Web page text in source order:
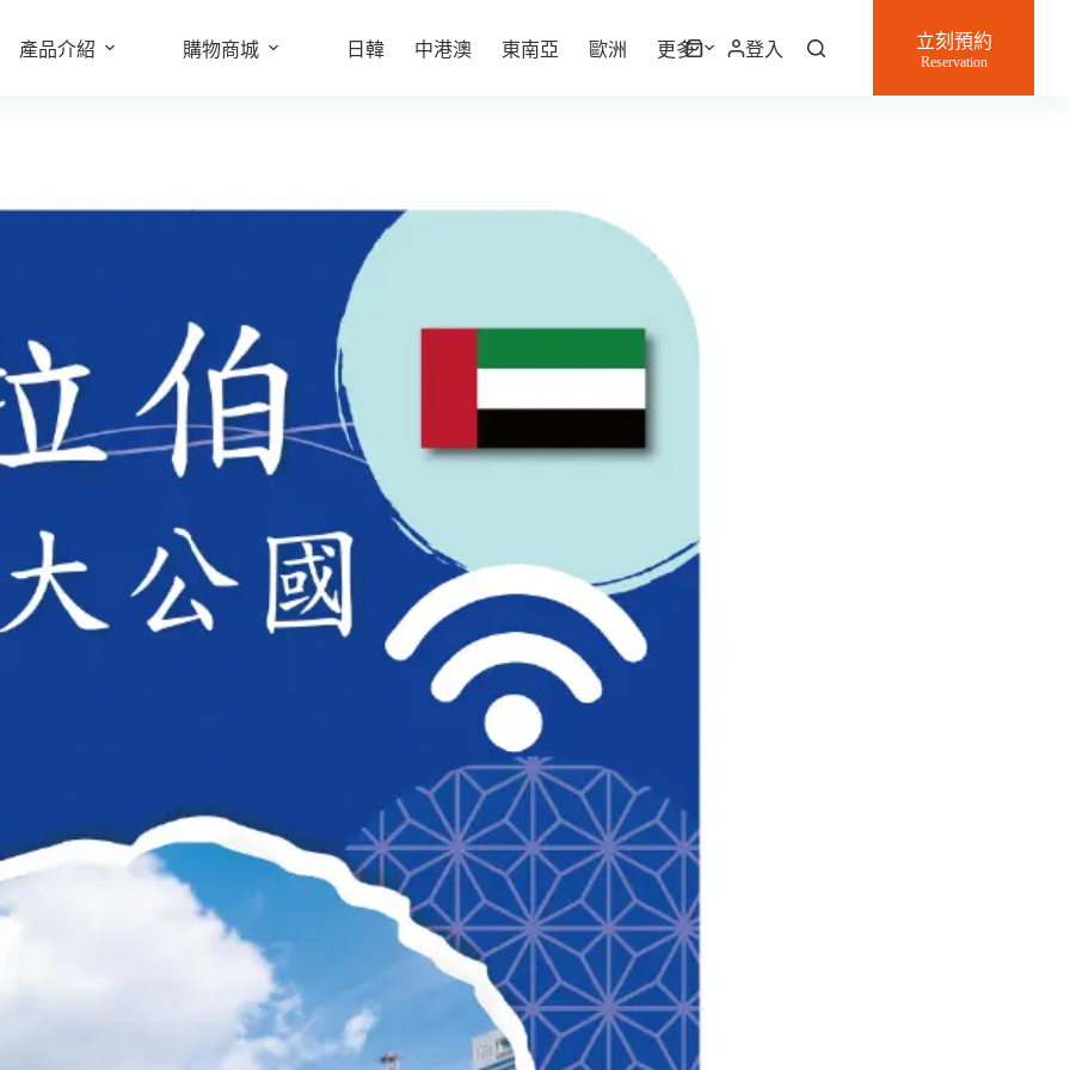
產品介紹 購物商城 日韓 中港澳 東南亞 歐洲 更多
購
登入 立刻預約
Reservation